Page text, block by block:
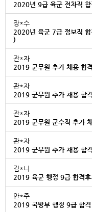
2020년 9급 육군 전차직
장*수
2020년 육군 7급 정보직
)
관*자
2019 군무원 추가 채용 합
관*자
2019 군무원 추가 채용 합
관*자
2019 군무원 군수직 추가
관*자
2019 군무원 추가 채용 합
김*니
2019 육군 행정 9급 합격후
안*주
2019 국방부 행정 9급 합격